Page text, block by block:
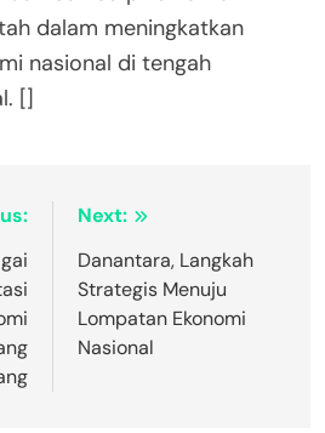
dalam meningkatkan
nasional di tengah
[]
Next:
Danantara, Langkah
Strategis Menuju
Lompatan Ekonomi
Nasional